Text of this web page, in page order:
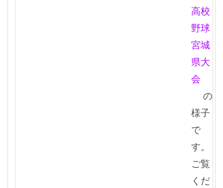
高校
野球
宮城
県大
会
の
様子
で
す。
ご覧
くだ